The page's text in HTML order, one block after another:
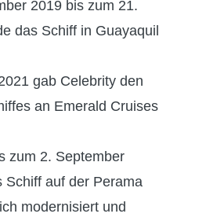
2019 bis zum 21.
das Schiff in Guayaquil
gab Celebrity den
an Emerald Cruises
zum 2. September
Schiff auf der Perama
modernisiert und